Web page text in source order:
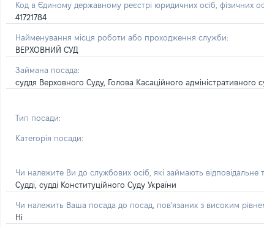
Код в Єдиному державному реєстрі юридичних осіб, фізичних
41721784
Найменування місця роботи або проходження служби:
ВЕРХОВНИЙ СУД
Займана посада:
суддя Верховного Суду, Голова Касаційного адміністративного
Тип посади:
Категорія посади:
Чи належите Ви до службових осіб, які займають
Судді, судді Конституційного Суду України
Чи належить Ваша посада до посад, пов'язаних з високим
Ні